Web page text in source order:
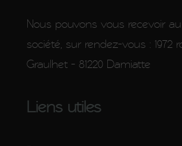
Nous pouvons vous recevoir
société, sur rendez-vous : 1972
Graulhet - 81220 Damiatte
Liens utiles